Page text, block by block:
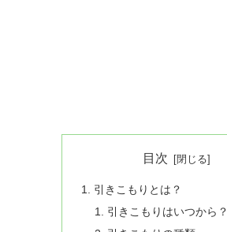
目次
引きこもりとは？
引きこもりはいつから？